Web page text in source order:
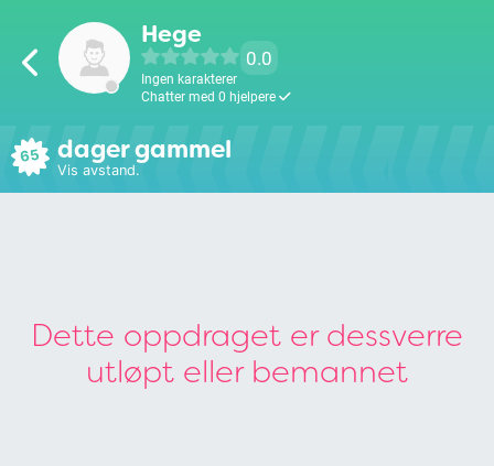
Hege
0.0
Ingen karakterer
Chatter med 0 hjelpere
65 dager gammel
Vis avstand.
Dette oppdraget er dessverre
utløpt eller bemannet